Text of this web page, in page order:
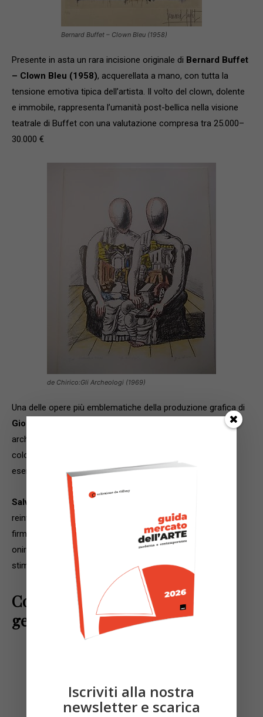
Bernard Buffet – Clown Bleu (1958)
Presente in asta un rara incisione originale di Bernard Buffet
– Clown Bleu (1958), acquerellata a mano, con tutta la
tensione emotiva tipica dell’artista. Il volto del clown, dolente
e immobile, rappresenta l’umanità post-bellica nella visione
teatrale di Buffet con una valutazione compresa tra 25.000–
30.000 €
de Chirico:Gli Archeologi (1969)
Una delle opere più emblematiche della produzione grafica di
Giorgio De Chirico:Gli Archeologi (1969)
, i corpi sono
architetture, le forme evocano l’eternità. Questa litografia
colorata a mano è parte di un’edizione rarissima (solo 10
esemplari). Stima: 3.000–3.500 €
Salvador Dalí – Les Invalides (1963)
reinventata dallo sguardo surrealista di Dalí. La stampa,
firmata nel piatto, unisce simboli architettonici e visioni
oniriche. Un omaggio monumentale e sognante con una
stima di 3.000–4.000 €
Contemporanea: materia viva e
gesti del presente
Iscriviti alla nostra
newsletter e scarica